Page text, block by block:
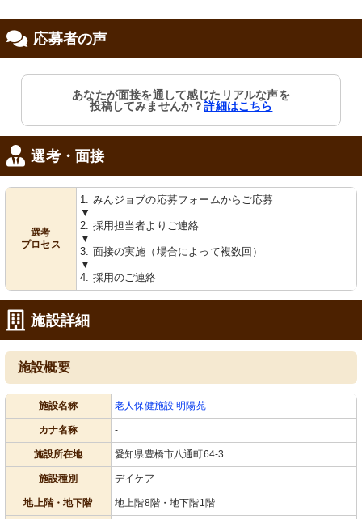
応募者の声
あなたが面接を通して感じたリアルな声を
投稿してみませんか？詳細はこちら
選考・面接
選考
プロセス
1. みんジョブの応募フォームからご応募
▼
2. 採用担当者よりご連絡
▼
3. 面接の実施（場合によって複数回）
▼
4. 採用のご連絡
施設詳細
施設概要
施設名称 老人保健施設 明陽苑
カナ名称 -
施設所在地 愛知県豊橋市八通町64-3
施設種別 デイケア
地上階・地下階 地上階8階・地下階1階